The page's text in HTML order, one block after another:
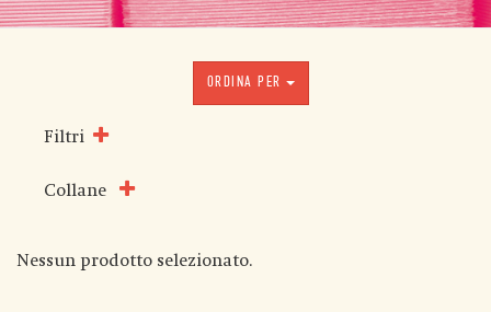
ORDINA PER
Filtri
Collane
Nessun prodotto selezionato.